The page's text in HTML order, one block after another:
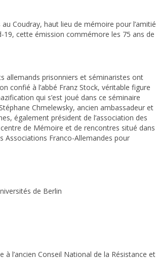
Coudray, haut lieu de mémoire pour l’amitié
cette émission commémore les 75 ans de
allemands prisonniers et séminaristes ont
confié à l’abbé Franz Stock, véritable figure
qui s’est joué dans ce séminaire
Chmelewsky, ancien ambassadeur et
également président de l’association des
de Mémoire et de rencontres situé dans
Associations Franco-Allemandes pour
de Berlin
l’ancien Conseil National de la Résistance et